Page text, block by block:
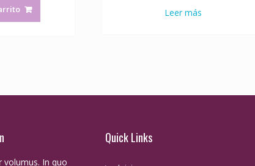
Leer más
volumus. In quo
Quick Links